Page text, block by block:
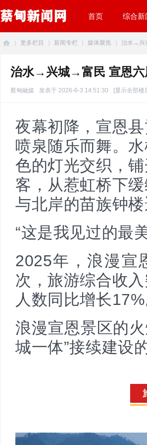
首页 综合新
更多栏目 新闻专栏 媒体聚焦 治水→兴
治水→兴城→富民 宣恩六
蔡甸融媒 发表于 2026-6-3 14:51:30 [显示全部楼
夜幕初降，宣恩
喷泉随乐而舞。
色的灯光交织，
客，从惹虹桥下
与北岸的苗族钟
“这是我见过的最
2025年，浪漫宣
次，旅游综合收
人数同比增长17%
浪漫宣恩景区的
城一体”接续建设